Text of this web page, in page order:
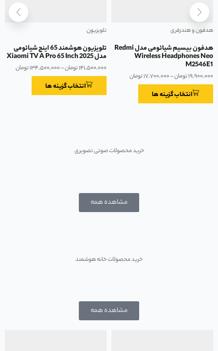
هدفون و هندزفری
هدفون بیسیم شیائومی مدل Redmi
Wireless Headphones Neo
M2546E1
۱۹,۹۰۰,۰۰۰تومان–۱۷,۷۰۰,۰۰۰تومان
انتخاب گزینه ها
تلویزیون
تلویزیون هوشمند 65 اینچ شیائومی
مدل Xiaomi TV A Pro 65 Inch 2025
۱۴۱,۵۰۰,۰۰۰تومان–۱۳۴,۵۰۰,۰۰۰تومان
انتخاب گزینه ها
خرید محصولات صوتی تصویری
مشاهده همه
خرید محصولات خانه هوشمند
مشاهده همه